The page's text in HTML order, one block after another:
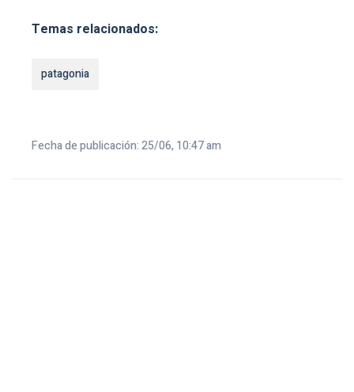
Temas relacionados:
patagonia
Fecha de publicación: 25/06, 10:47 am